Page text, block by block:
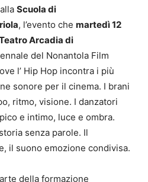
Scuola di
, l’evento che martedì 12
Arcadia di
del Nonantola Film
l’ Hip Hop incontra i più
sonore per il cinema. I brani
ritmo, visione. I danzatori
e intimo, luce e ombra.
senza parole. Il
il suono emozione condivisa.
della formazione